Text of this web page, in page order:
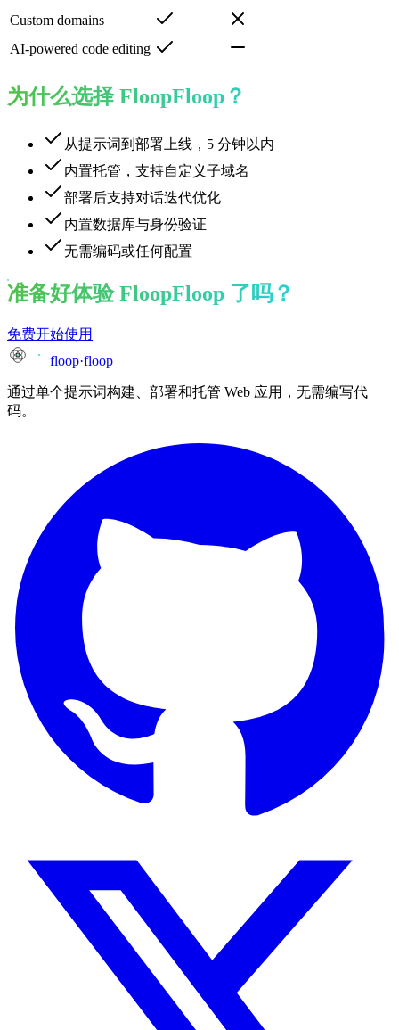
Custom domains
AI-powered code editing
为什么选择 FloopFloop？
从提示词到部署上线，5 分钟以内
内置托管，支持自定义子域名
部署后支持对话迭代优化
内置数据库与身份验证
无需编码或任何配置
准备好体验 FloopFloop 了吗？
免费开始使用
floop·floop
通过单个提示词构建、部署和托管 Web 应用，无需编写代
码。